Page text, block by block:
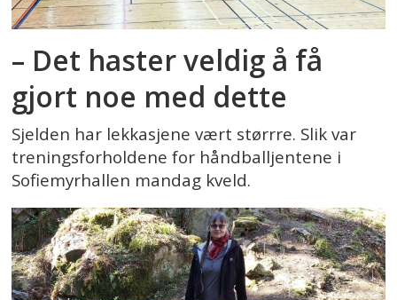
– Det haster veldig å få
gjort noe med dette
Sjelden har lekkasjene vært størrre. Slik var
treningsforholdene for håndballjentene i
Sofiemyrhallen mandag kveld.